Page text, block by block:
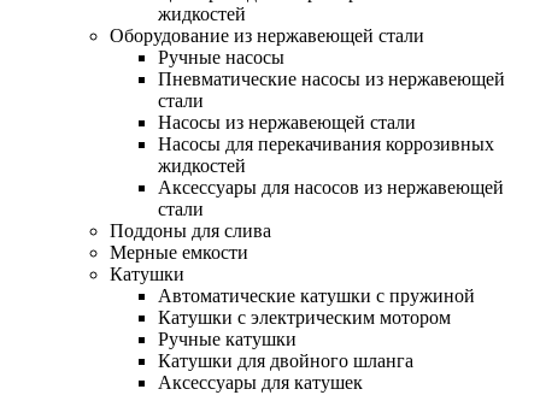
жидкостей
Оборудование из нержавеющей стали
Ручные насосы
Пневматические насосы из нержавеющей
стали
Насосы из нержавеющей стали
Насосы для перекачивания коррозивных
жидкостей
Аксессуары для насосов из нержавеющей
стали
Поддоны для слива
Мерные емкости
Катушки
Автоматические катушки с пружиной
Катушки с электрическим мотором
Ручные катушки
Катушки для двойного шланга
Аксессуары для катушек